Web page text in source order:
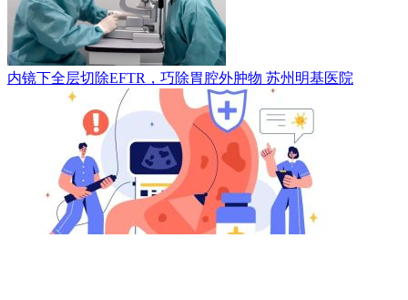
内镜下全层切除EFTR，巧除胃腔外肿物 苏州明基医院